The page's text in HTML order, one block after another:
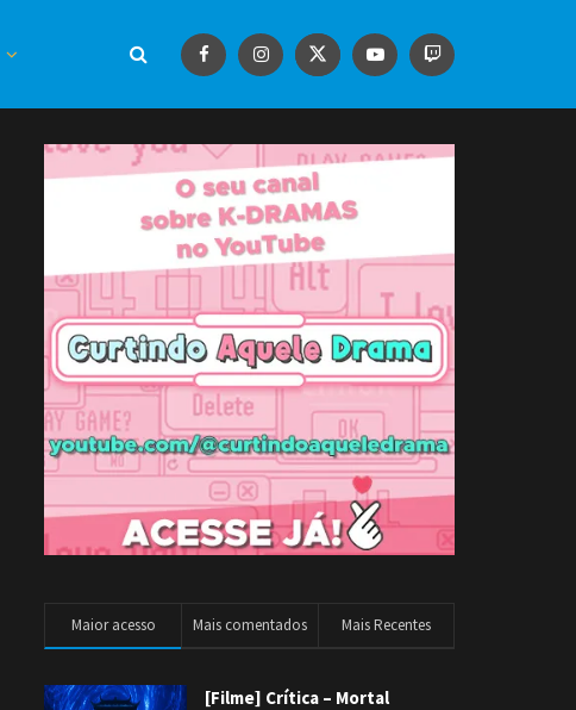
Maior acesso Mais comentados Mais Recentes
[Filme] Crítica – Mortal